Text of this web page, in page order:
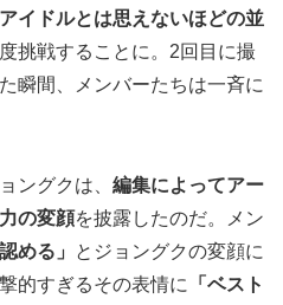
アイドルとは思えないほどの並
挑戦することに。2回目に撮
瞬間、メンバーたちは一斉に
ングクは、 編集によってアー
の変顔を披露したのだ。メン
める」
とジョングクの変顔に
的すぎるその表情に
「ベスト